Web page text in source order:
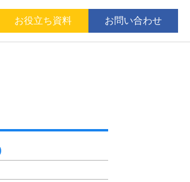
お役立ち資料 お問い合わせ